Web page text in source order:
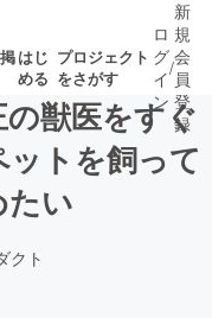
はじ
める
プロジェクト
をさがす
了が近いプ
ロ
グ
イ
ン
/
新
規
会
員
登
録
獣医をすぐ
トを飼って
たい
クト